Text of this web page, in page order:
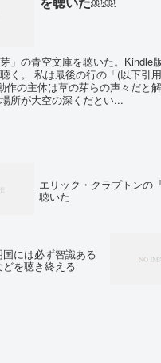
」の青空文庫を聴いた。Kindle
く。 私は最後の行の「(以下引
作の主体は草の芽らの声々だと
所が大空の深くだとい...
エリック・クラプトンの
聴いた
には必ず智識ある
を聴き終える